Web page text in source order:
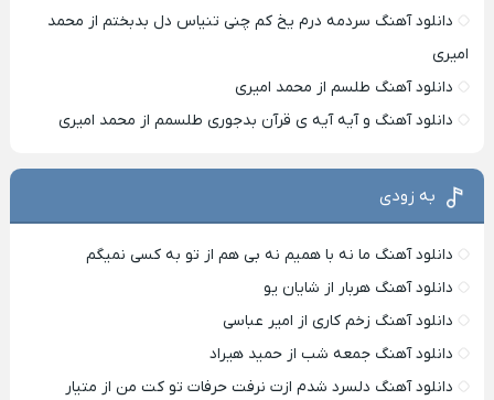
دانلود آهنگ سردمه درم یخ کم چنی تنیاس دل بدبختم از محمد
امیری
دانلود آهنگ طلسم از محمد امیری
دانلود آهنگ و آیه آیه ی قرآن بدجوری طلسمم از محمد امیری
به زودی
دانلود آهنگ ما نه با همیم نه بی هم از تو به کسی نمیگم
دانلود آهنگ هربار از شایان یو
دانلود آهنگ زخم کاری از امیر عباسی
دانلود آهنگ جمعه شب از حمید هیراد
دانلود آهنگ دلسرد شدم ازت نرفت حرفات تو کت من از متیار